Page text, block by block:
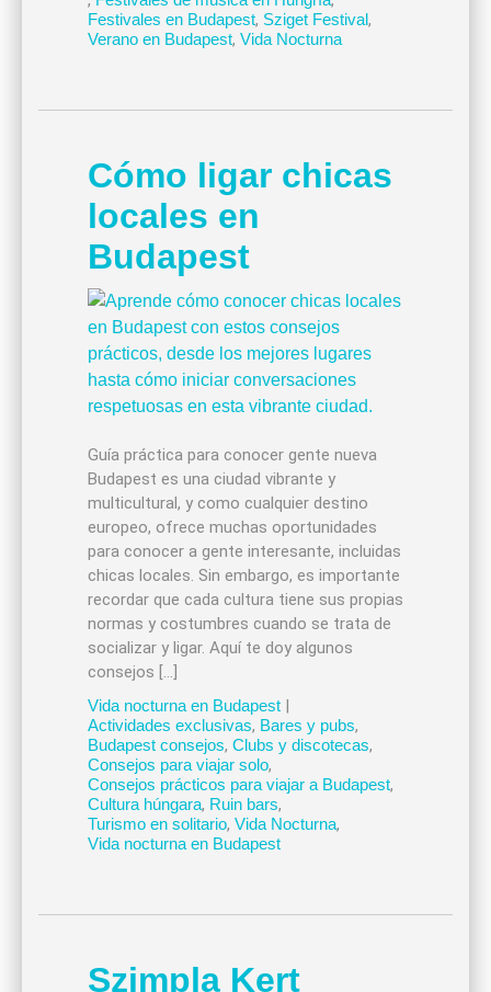
Festivales en Budapest, Sziget Festival,
Verano en Budapest, Vida Nocturna
Cómo ligar chicas
locales en
Budapest
Guía práctica para conocer gente nueva
Budapest es una ciudad vibrante y
multicultural, y como cualquier destino
europeo, ofrece muchas oportunidades
para conocer a gente interesante, incluidas
chicas locales. Sin embargo, es importante
recordar que cada cultura tiene sus propias
normas y costumbres cuando se trata de
socializar y ligar. Aquí te doy algunos
consejos […]
Vida nocturna en Budapest|
Actividades exclusivas, Bares y pubs,
Budapest consejos, Clubs y discotecas,
Consejos para viajar solo,
Consejos prácticos para viajar a Budapest,
Cultura húngara, Ruin bars,
Turismo en solitario, Vida Nocturna,
Vida nocturna en Budapest
Szimpla Kert